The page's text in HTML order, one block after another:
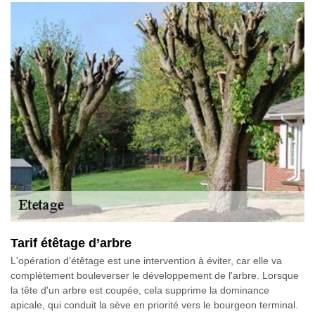
Tarif étêtage d’arbre
L'opération d’étêtage est une intervention à éviter, car elle va
complètement bouleverser le développement de l'arbre. Lorsque
la tête d'un arbre est coupée, cela supprime la dominance
apicale, qui conduit la sève en priorité vers le bourgeon terminal.